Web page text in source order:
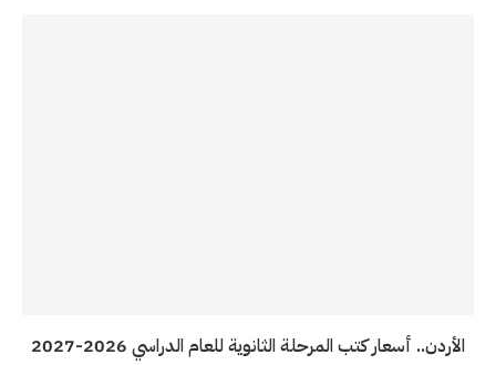
الأردن.. أسعار كتب المرحلة الثانوية للعام الدراسي 2026-2027